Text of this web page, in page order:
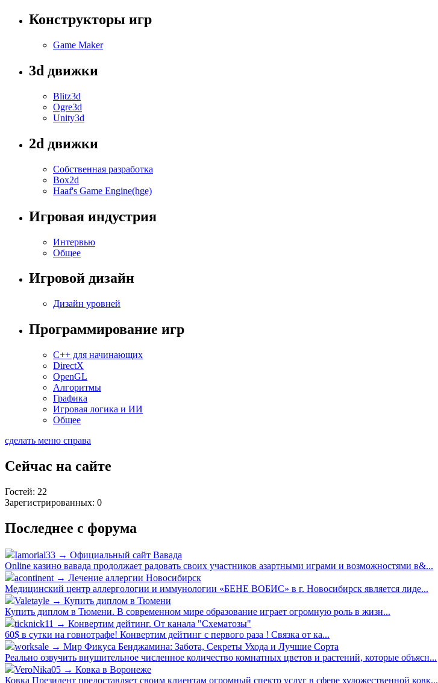
Конструкторы игр
Game Maker
3d движки
Blitz3d
Ogre3d
Unity3d
2d движки
Собственная разработка
Box2d
Haaf's Game Engine(hge)
Игровая индустрия
Интервью
Общее
Игровой дизайн
Дизайн уровней
Программирование игр
C++ для начинающих
DirectX
OpenGL
Алгоритмы
Графика
Игровая логика и ИИ
Общее
сделать меню справа
Сейчас на сайте
Гостей: 22
Зарегистрированных: 0
Последнее с форума
Iamorial33 → Официальный сайт Вавада
Online казино вавада продолжает радовать своих участников азартными играми и возможностями в&...
acontinent → Лечение аллергии Новосибирск
Медицинский центр аллергологии и иммунологии «БЕНЕ ВОБИС» в г. Новосибирск является лиде...
Valetayle → Купить диплом в Тюмени
Купить диплом в Тюмени. В современном мире образование играет огромную роль в жизн...
ticknick11 → Конвертим дейтинг. От канала "Схематозы"
60$ в сутки на говнотрафе! Конвертим дейтинг с первого раза ! Связка от ка...
worksale → Мир Фикуса Бенджамина: Забота, Секреты Ухода и Лучшие Сорта
Реально озвучить внушительное численное количество комнатных цветов и растений, которые объясн...
VeroNika05 → Ковка в Воронеже
Ковка Президент предоставляет своим клиентам огромный спектр услуг в сфере художественной ковк...